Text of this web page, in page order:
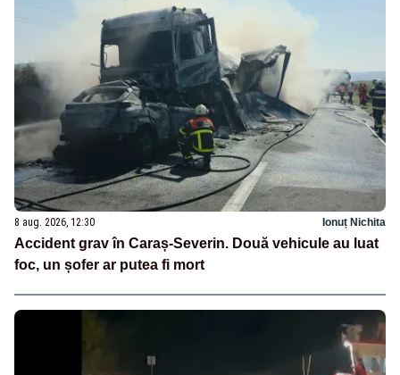
8 aug. 2026, 12:30 Ionuț Nichita
Accident grav în Caraș-Severin. Două vehicule au luat
foc, un șofer ar putea fi mort